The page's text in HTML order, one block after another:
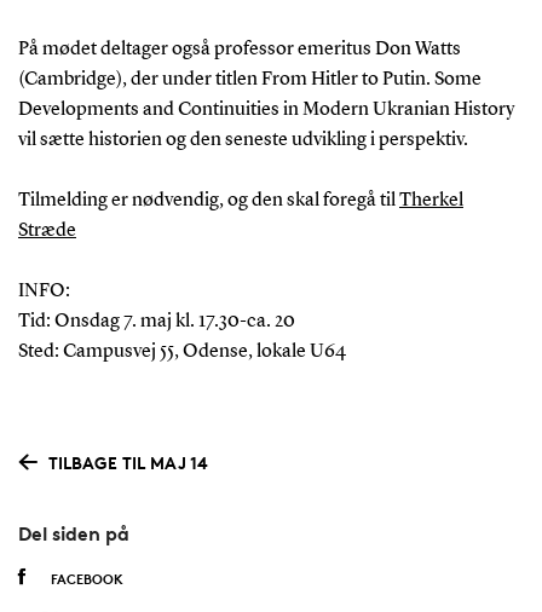
På mødet deltager også professor emeritus Don Watts
(Cambridge), der under titlen From Hitler to Putin. Some
Developments and Continuities in Modern Ukranian History
vil sætte historien og den seneste udvikling i perspektiv.
Tilmelding er nødvendig, og den skal foregå tilTherkel
Stræde
INFO:
Tid: Onsdag 7. maj kl. 17.30-ca. 20
Sted: Campusvej 55, Odense, lokale U64
TILBAGE TIL MAJ 14
Del siden på
FACEBOOK